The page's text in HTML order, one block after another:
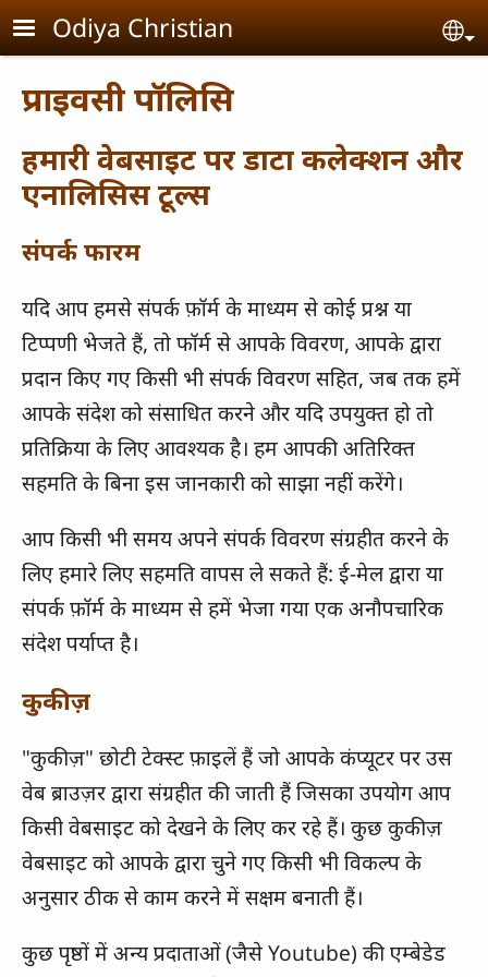
Skip to main content
Odiya Christian
प्राइवसी पॉलिसि
हमारी वेबसाइट पर डाटा कलेक्शन और
एनालिसिस टूल्स
संपर्क फारम
यदि आप हमसे संपर्क फ़ॉर्म के माध्यम से कोई प्रश्न या
टिप्पणी भेजते हैं, तो फॉर्म से आपके विवरण, आपके द्वारा
प्रदान किए गए किसी भी संपर्क विवरण सहित, जब तक हमें
आपके संदेश को संसाधित करने और यदि उपयुक्त हो तो
प्रतिक्रिया के लिए आवश्यक है। हम आपकी अतिरिक्त
सहमति के बिना इस जानकारी को साझा नहीं करेंगे।
आप किसी भी समय अपने संपर्क विवरण संग्रहीत करने के
लिए हमारे लिए सहमति वापस ले सकते हैं: ई-मेल द्वारा या
संपर्क फ़ॉर्म के माध्यम से हमें भेजा गया एक अनौपचारिक
संदेश पर्याप्त है।
कुकीज़
"कुकीज़" छोटी टेक्स्ट फ़ाइलें हैं जो आपके कंप्यूटर पर उस
वेब ब्राउज़र द्वारा संग्रहीत की जाती हैं जिसका उपयोग आप
किसी वेबसाइट को देखने के लिए कर रहे हैं। कुछ कुकीज़
वेबसाइट को आपके द्वारा चुने गए किसी भी विकल्प के
अनुसार ठीक से काम करने में सक्षम बनाती हैं।
कुछ पृष्ठों में अन्य प्रदाताओं (जैसे Youtube) की एम्बेडेड